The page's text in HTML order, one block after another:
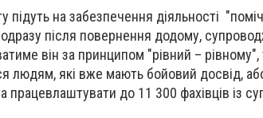
на забезпечення діяльності
після повернення додому,
він за принципом "рівний – рівному",
людям, які вже мають бойовий досвід,
працевлаштувати до 11 300 фахівців із